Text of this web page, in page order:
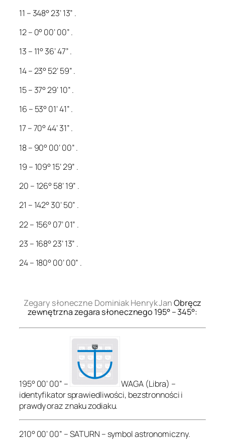
11 – 348° 23’ 13” .
12 – 0° 00’ 00” .
13 – 11° 36’ 47” .
14 – 23° 52’ 59” .
15 – 37° 29’ 10” .
16 – 53° 01’ 41” .
17 – 70° 44’ 31” .
18 – 90° 00’ 00” .
19 – 109° 15’ 29” .
20 – 126° 58’ 19” .
21 – 142° 30’ 50” .
22 – 156° 07’ 01” .
23 – 168° 23’ 13” .
24 – 180° 00’ 00” .
Zegary słoneczne Dominiak Henryk JanObręcz
zewnętrzna zegara słonecznego 195° – 345°:
195° 00’ 00” –
WAGA (Libra) –
identyfikator sprawiedliwości, bezstronności i
prawdy oraz znaku zodiaku.
210° 00’ 00” – SATURN – symbol astronomiczny.